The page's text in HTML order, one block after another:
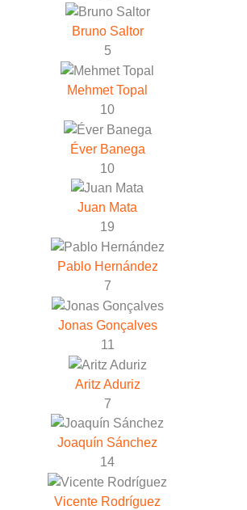
Bruno Saltor
5
Mehmet Topal
10
Éver Banega
10
Juan Mata
19
Pablo Hernández
7
Jonas Gonçalves
11
Aritz Aduriz
7
Joaquín Sánchez
14
Vicente Rodríguez